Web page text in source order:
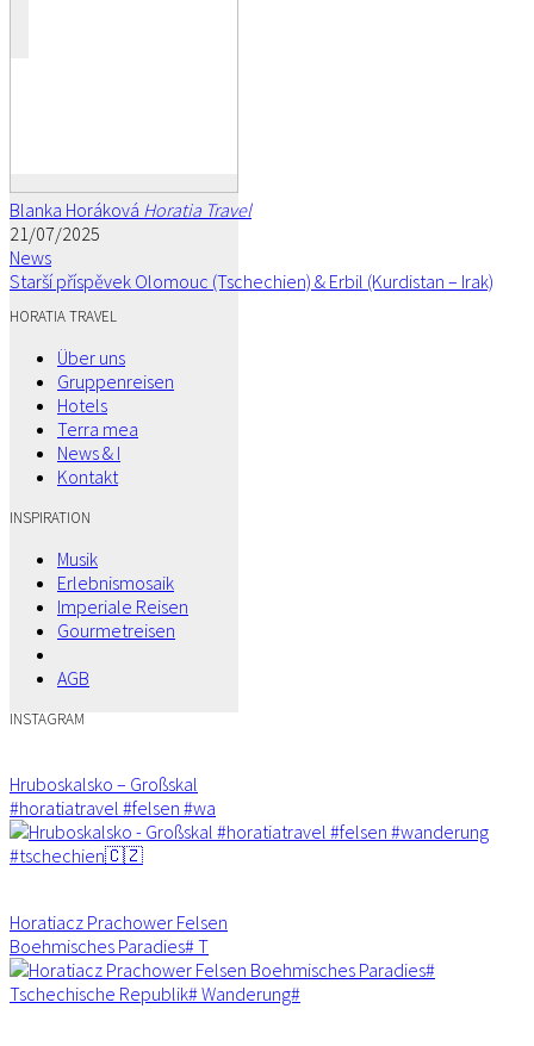
Blanka Horáková Horatia Travel
21/07/2025
News
Starší příspěvek Olomouc (Tschechien) & Erbil (Kurdistan – Irak)
HORATIA TRAVEL
Über uns
Gruppenreisen
Hotels
Terra mea
News & I
Kontakt
INSPIRATION
Musik
Erlebnismosaik
Imperiale Reisen
Gourmetreisen
AGB
INSTAGRAM
Hruboskalsko – Großskal
#horatiatravel #felsen #wa
Horatiacz Prachower Felsen
Boehmisches Paradies# T